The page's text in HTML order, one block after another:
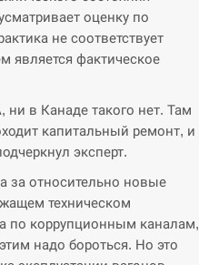
оценку по
не соответствует
является фактическое
в Канаде такого нет. Там
капитальный ремонт, и
эксперт.
за относительно новые
техническом
по коррупционным каналам,
надо бороться. Но это